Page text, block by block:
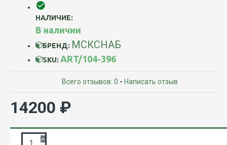
НАЛИЧИЕ:
В наличии
БРЕНД: МСКСНАБ
SKU: ART/104-396
Всего отзывов: 0 - Написать отзыв
14200 ₽